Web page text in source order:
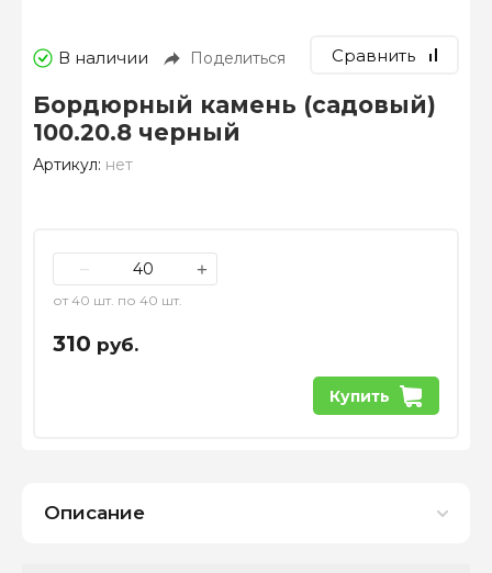
В наличии Поделиться Сравнить
Бордюрный камень (садовый)
100.20.8 черный
Артикул: нет
− +
от 40 шт. по 40 шт.
310 руб.
Купить
Описание